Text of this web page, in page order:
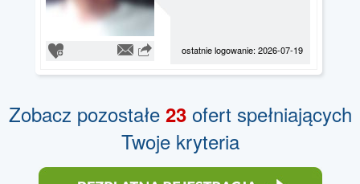
ostatnie logowanie: 2026-07-19
Zobacz pozostałe 23ofert spełniających
Twoje kryteria